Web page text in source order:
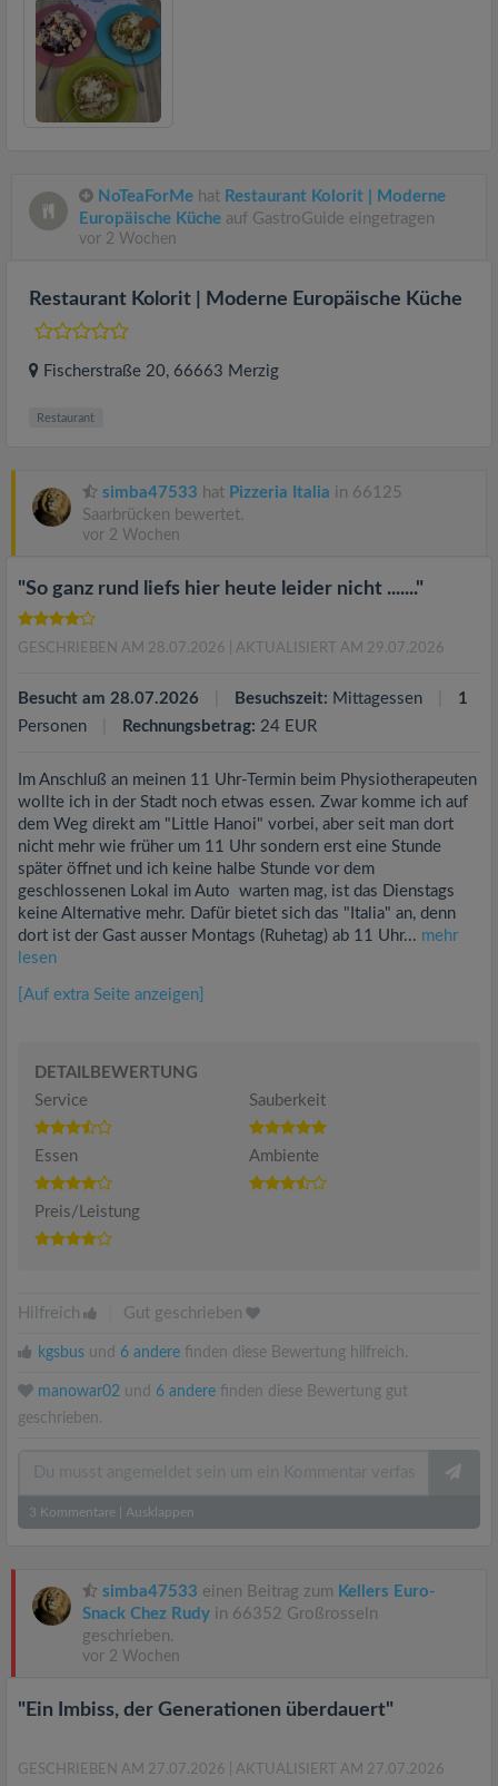
NoTeaForMe hat Restaurant Kolorit | Moderne
Europäische Küche auf GastroGuide eingetragen
vor 2 Wochen
Restaurant Kolorit | Moderne Europäische Küche
Fischerstraße 20, 66663 Merzig
Restaurant
simba47533 hat Pizzeria Italia in 66125
Saarbrücken bewertet.
vor 2 Wochen
"So ganz rund liefs hier heute leider nicht ......."
GESCHRIEBEN AM 28.07.2026 | AKTUALISIERT AM 29.07.2026
Besucht am 28.07.2026 Besuchszeit: Mittagessen
1
Personen
Rechnungsbetrag: 24 EUR
Im Anschluß an meinen 11 Uhr-Termin beim Physiotherapeuten
wollte ich in der Stadt noch etwas essen. Zwar komme ich auf
dem Weg direkt am "Little Hanoi" vorbei, aber seit man dort
nicht mehr wie früher um 11 Uhr sondern erst eine Stunde
später öffnet und ich keine halbe Stunde vor dem
geschlossenen Lokal im Auto warten mag, ist das Dienstags
keine Alternative mehr. Dafür bietet sich das "Italia" an, denn
dort ist der Gast ausser Montags (Ruhetag) ab 11 Uhr... mehr
lesen
[Auf extra Seite anzeigen]
DETAILBEWERTUNG
Service
Sauberkeit
Essen Ambiente
Preis/Leistung
Hilfreich Gut geschrieben
kgsbus und 6 andere finden diese Bewertung hilfreich.
manowar02 und 6 andere finden diese Bewertung gut
geschrieben.
3 Kommentare Ausklappen
simba47533 einen Beitrag zum Kellers Euro-
Snack Chez Rudy in 66352 Großrosseln
geschrieben.
vor 2 Wochen
"Ein Imbiss, der Generationen überdauert"
GESCHRIEBEN AM 27.07.2026 | AKTUALISIERT AM 27.07.2026